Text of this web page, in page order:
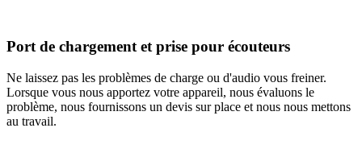
Port de chargement et prise pour écouteurs
Ne laissez pas les problèmes de charge ou d'audio vous freiner.
Lorsque vous nous apportez votre appareil, nous évaluons le
problème, nous fournissons un devis sur place et nous nous mettons
au travail.